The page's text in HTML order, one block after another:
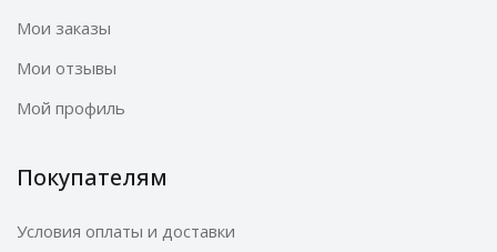
Мои заказы
Мои отзывы
Мой профиль
Покупателям
Условия оплаты и доставки